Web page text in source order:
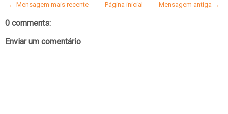
← Mensagem mais recente Mensagem antiga →
Página inicial
0 comments:
Enviar um comentário